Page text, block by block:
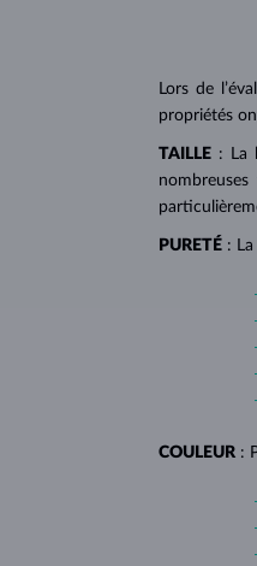
Lors de
propriétés
TAILLE : La
PURETÉ :
COULEUR :